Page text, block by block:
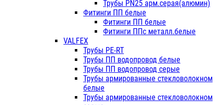
Трубы PN25 арм.серая(алюмин)
Фитинги ПП белые
Фитинги ПП белые
Фитинги ППс металл.белые
VALFEX
Трубы PE-RT
Трубы ПП водопровод белые
Трубы ПП водопровод серые
Трубы армированные стекловолокном
белые
Трубы армированные стекловолокном